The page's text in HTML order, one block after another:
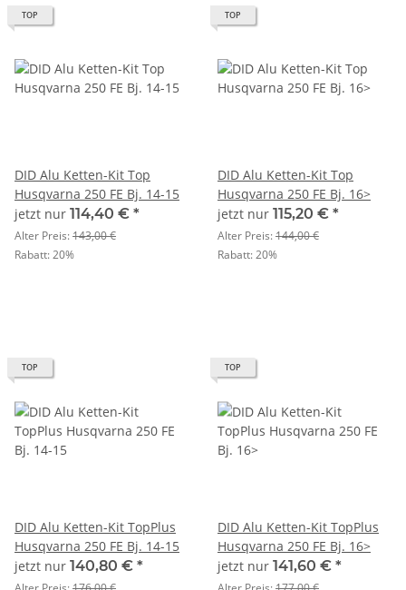
TOP
DID Alu Ketten-Kit Top
Husqvarna 250 FE Bj. 14-15
jetzt nur 114,40 € *
Alter Preis:143,00 €
Rabatt:20%
TOP
DID Alu Ketten-Kit Top
Husqvarna 250 FE Bj. 16>
jetzt nur 115,20 € *
Alter Preis:144,00 €
Rabatt:20%
TOP
DID Alu Ketten-Kit TopPlus
Husqvarna 250 FE Bj. 14-15
jetzt nur 140,80 € *
TOP
DID Alu Ketten-Kit TopPlus
Husqvarna 250 FE Bj. 16>
jetzt nur 141,60 € *